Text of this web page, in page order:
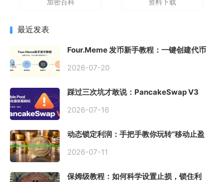
加密百科 资料下载
最近发表
Four.Meme 发币新手教程：一键创建代币
2026-07-20
踩过三次坑才敢说：PancakeSwap V3
初始化
2026-07-16
动态锁定利润：手把手教你玩转“移动止盈
2026-07-11
保姆级教程：如何科学设置止损，锁住利